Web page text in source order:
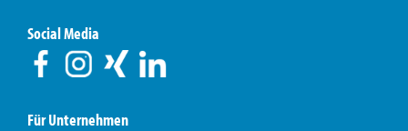
Social Media
Für Unternehmen